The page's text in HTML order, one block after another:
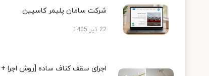
شرکت سامان پلیمر کاسپین
22 تیر 1405
اجرای سقف کناف ساده [روش اجرا +